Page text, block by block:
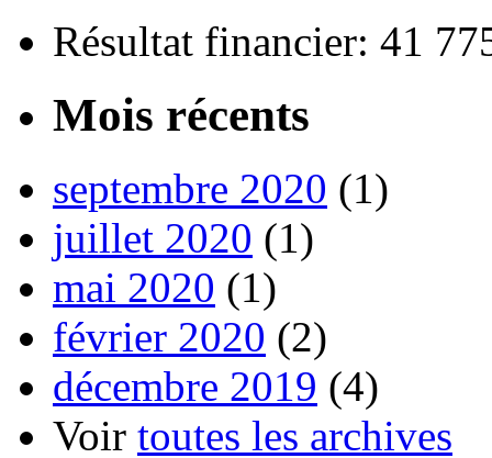
Résultat financier: 41
Mois récents
septembre 2020 (1)
juillet 2020 (1)
mai 2020 (1)
février 2020 (2)
décembre 2019 (4)
Voir toutes les archives